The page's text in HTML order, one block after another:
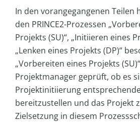
In den vorangegangenen Teilen
den PRINCE2-Prozessen
Projekts (SU)“, „Initiieren eines
„Lenken eines Projekts (DP)“
„Vorbereiten eines Projekts
Projektmanager geprüft, ob es
Projektinitiierung
bereitzustellen und das Projekt
Zielsetzung in diesem